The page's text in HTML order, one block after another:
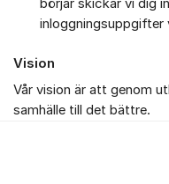
inloggningsuppgifter
Vision
Vår vision är att genom
samhälle till det bättre.